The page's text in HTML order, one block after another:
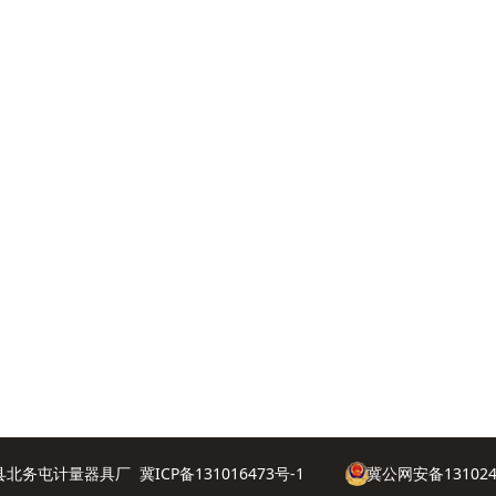
北务屯计量器具厂 冀ICP备131016473号-1 冀公网安备